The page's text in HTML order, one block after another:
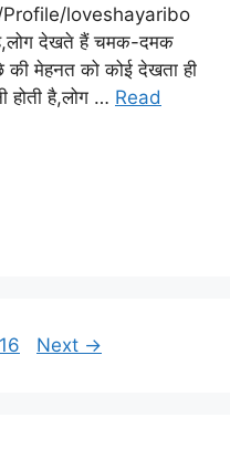
loveshayaribo
है,लोग देखते हैं चमक-दमक
मेहनत को कोई देखता ही
होती है,लोग … Read
Page
16 Next →